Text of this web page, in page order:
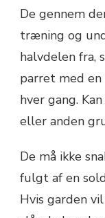
De gennem
træning og
halvdelen fra,
parret med en
hver gang.
eller anden
De må ikke
fulgt af en
Hvis garden